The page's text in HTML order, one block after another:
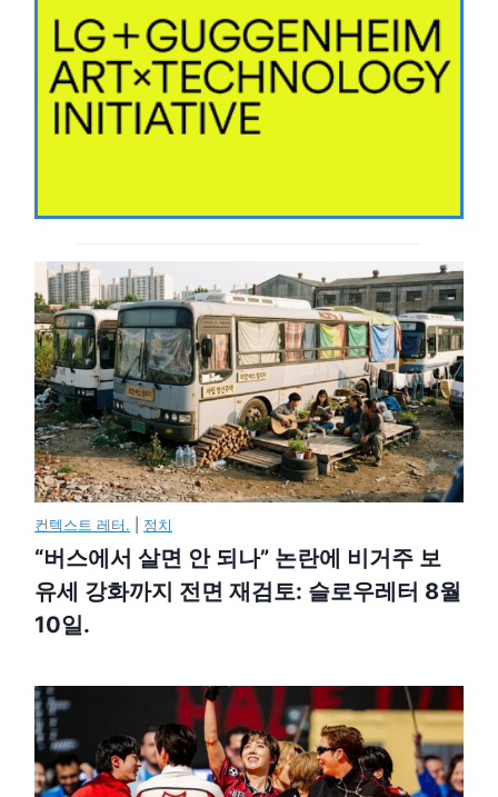
컨텍스트 레터. 정치
“버스에서 살면 안 되나” 논란에 비거주 보
유세 강화까지 전면 재검토: 슬로우레터 8월
10일.